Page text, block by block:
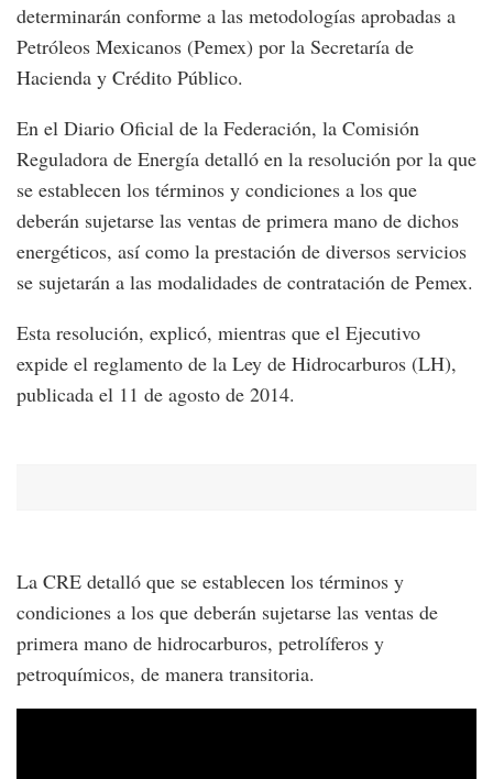
determinarán conforme a las metodologías aprobadas a
Petróleos Mexicanos (Pemex) por la Secretaría de
Hacienda y Crédito Público.
En el Diario Oficial de la Federación, la Comisión
Reguladora de Energía detalló en la resolución por la que
se establecen los términos y condiciones a los que
deberán sujetarse las ventas de primera mano de dichos
energéticos, así como la prestación de diversos servicios
se sujetarán a las modalidades de contratación de Pemex.
Esta resolución, explicó, mientras que el Ejecutivo
expide el reglamento de la Ley de Hidrocarburos (LH),
publicada el 11 de agosto de 2014.
La CRE detalló que se establecen los términos y
condiciones a los que deberán sujetarse las ventas de
primera mano de hidrocarburos, petrolíferos y
petroquímicos, de manera transitoria.